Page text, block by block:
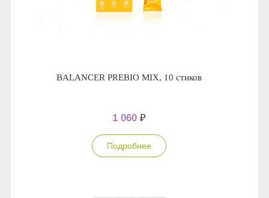
BALANCER PREBIO MIX, 10 стиков
1 060 ₽
Подробнее